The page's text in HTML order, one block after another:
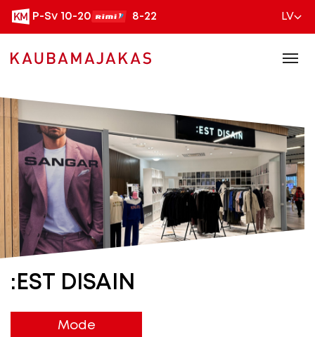
P-Sv 10-20 8-22 LV
:EST DISAIN
Mode